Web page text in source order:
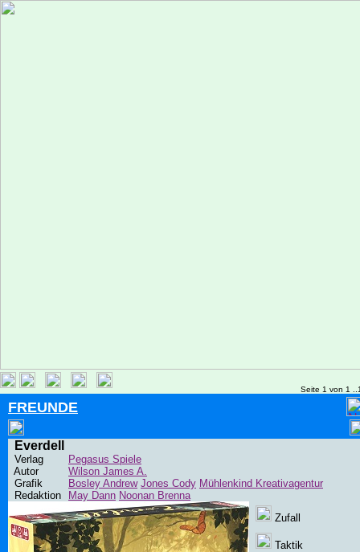
Seite 1 von 1
FREUNDE
Everdell
Verlag
Pegasus Spiele
Autor
Wilson James A.
Grafik
Bosley Andrew Jones Cody Mühlenkind Kreativagentur
Redaktion
May Dann Noonan Brenna
Zufall
Taktik